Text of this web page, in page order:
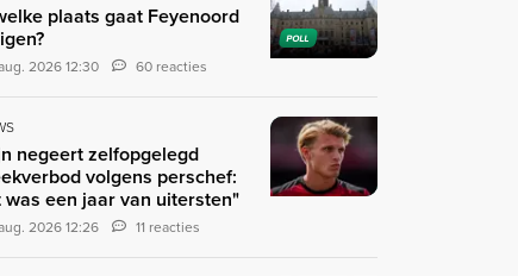
POLL
plaats gaat Feyenoord
2026 12:30 60 reacties
negeert zelfopgelegd
volgens perschef:
was een jaar van uitersten"
2026 12:26 11 reacties